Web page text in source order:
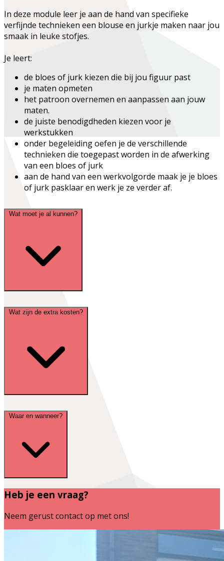
In deze module leer je aan de hand van specifieke
verfijnde technieken een blouse en jurkje maken naar jou
smaak in leuke stofjes.
Je leert:
de bloes of jurk kiezen die bij jou figuur past
je maten opmeten
het patroon overnemen en aanpassen aan jouw
maten.
de juiste benodigdheden kiezen voor je
werkstukken
onder begeleiding oefen je de verschillende
technieken die toegepast worden in de afwerking
van een bloes of jurk
aan de hand van een werkvolgorde maak je je bloes
of jurk pasklaar en werk je ze verder af.
Wat moet je al kunnen?
Wat zijn de extra kosten?
Waar en wanneer?
Heb je een vraag?
Neem gerust contact op met ons!